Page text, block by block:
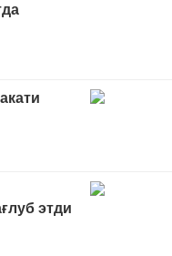
этди